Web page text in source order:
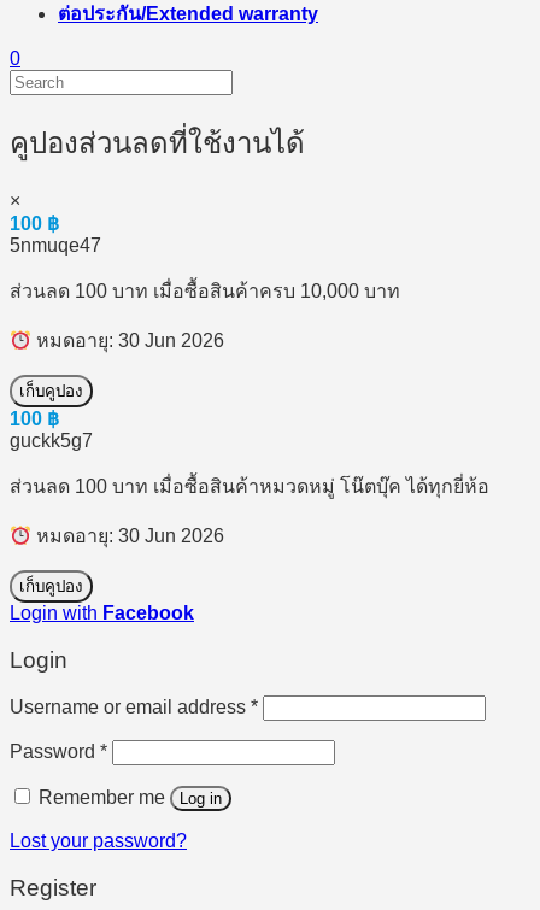
ต่อประกัน/Extended warranty
0
คูปองส่วนลดที่ใช้งานได้
×
100 ฿
5nmuqe47
ส่วนลด 100 บาท เมื่อซื้อสินค้าครบ 10,000 บาท
หมดอายุ: 30 Jun 2026
เก็บคูปอง
100 ฿
guckk5g7
ส่วนลด 100 บาท เมื่อซื้อสินค้าหมวดหมู่ โน๊ตบุ๊ค ได้ทุกยี่ห้อ
หมดอายุ: 30 Jun 2026
เก็บคูปอง
Login with Facebook
Login
Username or email address *Required
Password *Required
Remember me Log in
Lost your password?
Register